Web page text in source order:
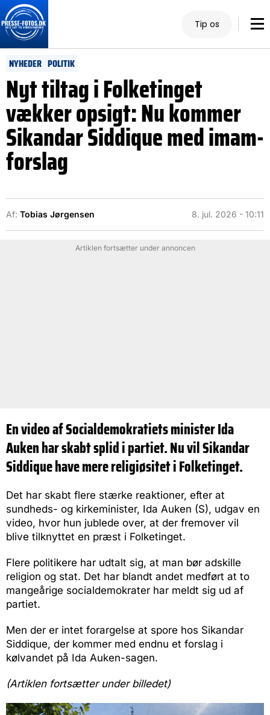
Tip os
NYHEDER POLITIK
Nyt tiltag i Folketinget
vækker opsigt: Nu kommer
Sikandar Siddique med imam-
forslag
Af: Tobias Jørgensen 8. jul. 2026 - 10:11
Artiklen fortsætter under annoncen
En video af Socialdemokratiets minister Ida
Auken har skabt splid i partiet. Nu vil Sikandar
Siddique have mere religiøsitet i Folketinget.
Det har skabt flere stærke reaktioner, efter at
sundheds- og kirkeminister, Ida Auken (S), udgav en
video, hvor hun jublede over, at der fremover vil
blive tilknyttet en præst i Folketinget.
Flere politikere har udtalt sig, at man bør adskille
religion og stat. Det har blandt andet medført at to
mangeårige socialdemokrater har meldt sig ud af
partiet.
Men der er intet forargelse at spore hos Sikandar
Siddique, der kommer med endnu et forslag i
kølvandet på Ida Auken-sagen.
(Artiklen fortsætter under billedet)